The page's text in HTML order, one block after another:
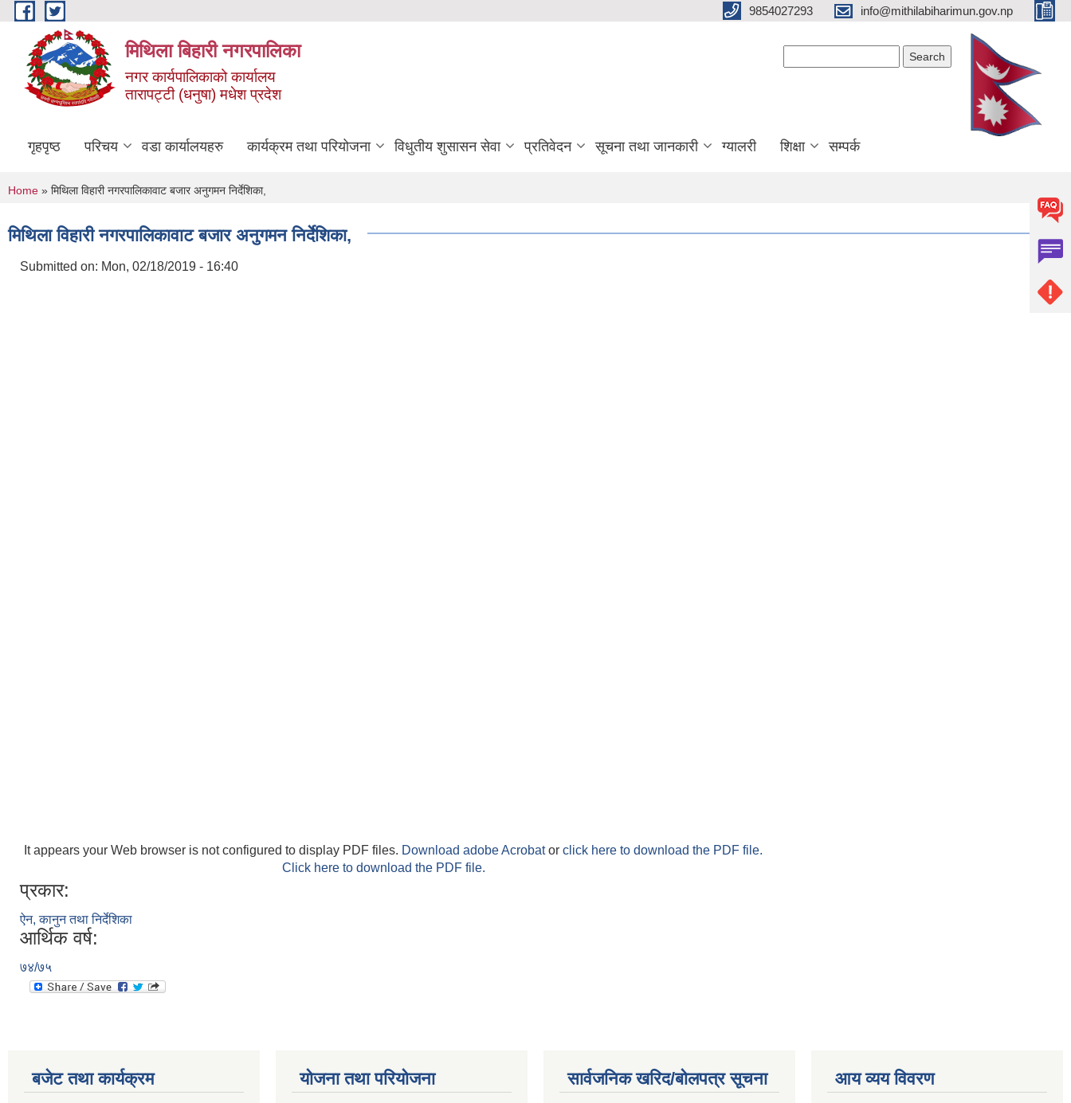
Skip to main content 9854027293 info@mithilabiharimun.gov.np
मिथिला बिहारी नगरपालिका
नगर कार्यपालिकाको कार्यालय
तारापट्टी (धनुषा) मधेश प्रदेश
गृहपृष्ठ परिचय वडा कार्यालयहरु कार्यक्रम तथा परियोजना विधुतीय शुसासन सेवा प्रतिवेदन सूचना तथा जानकारी ग्यालरी शिक्षा सम्पर्क
You are here
Home » मिथिला विहारी नगरपालिकावाट बजार अनुगमन निर्देशिका,
मिथिला विहारी नगरपालिकावाट बजार अनुगमन निर्देशिका,
Submitted on: Mon, 02/18/2019 - 16:40
It appears your Web browser is not configured to display PDF files. Download adobe Acrobator click here to download the PDF file.
Click here to download the PDF file.
प्रकार:
ऐन, कानुन तथा निर्देशिका
आर्थिक वर्ष:
७४/७५
बजेट तथा कार्यक्रम योजना तथा परियोजना सार्वजनिक खरिद/बोलपत्र सूचना आय व्यय विवरण